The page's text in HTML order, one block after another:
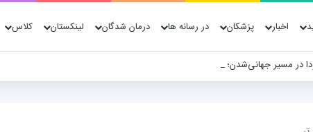
اخبار پزشکان در رسانه ها درمان شدگان لینکستان کلاس
در مسیر جهانی‌شدن؛ نقش پژوهش، فناوری و شواهد علمی